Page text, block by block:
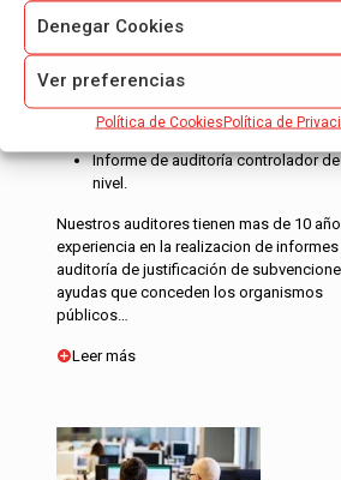
Denegar Cookies
Ver preferencias
Política de CookiesPolítica de
FEDER – 7º Programa Marco.
Informe de auditoría controlador
nivel.
Nuestros auditores tienen mas de 10
experiencia en la realizacion de
auditoría de justificación de
ayudas que conceden los organismos
públicos…
Leer más